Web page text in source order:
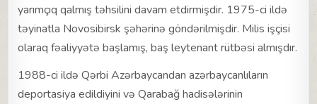
yarımçıq qalmış təhsilini davam etdirmişdir. 1975-ci ildə
təyinatla Novosibirsk şəhərinə göndərilmişdir. Milis işçisi
olaraq fəaliyyətə başlamış, baş leytenant rütbəsi almışdır.
1988-ci ildə Qərbi Azərbaycandan azərbaycanlıların
deportasiya edildiyini və Qarabağ hadisələrinin